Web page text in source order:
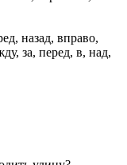
назад, вправо,
за, перед, в, над,